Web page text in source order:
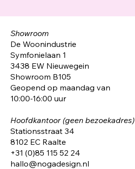
Showroom
De Woonindustrie
Symfonielaan 1
3438 EW Nieuwegein
Showroom B105
Geopend op maandag van
10:00-16:00 uur
Hoofdkantoor (geen bezoekadres)
Stationsstraat 34
8102 EC Raalte
+31 (0)85 115 52 24
hallo@nogadesign.nl